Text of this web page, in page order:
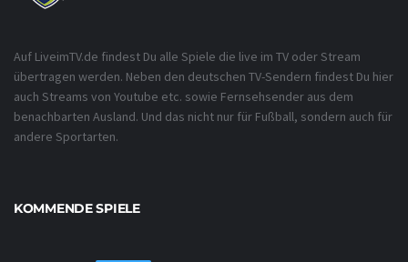
Auf LiveimTV.de findest Du alle Spiele die live im TV oder Stream
übertragen werden. Neben den deutschen TV-Sendern findest Du hier
auch Streams von Youtube etc. sowie Fernsehsender aus dem
benachbarten Ausland. Und das nicht nur für Fußball, sondern auch für
andere Sportarten.
KOMMENDE SPIELE